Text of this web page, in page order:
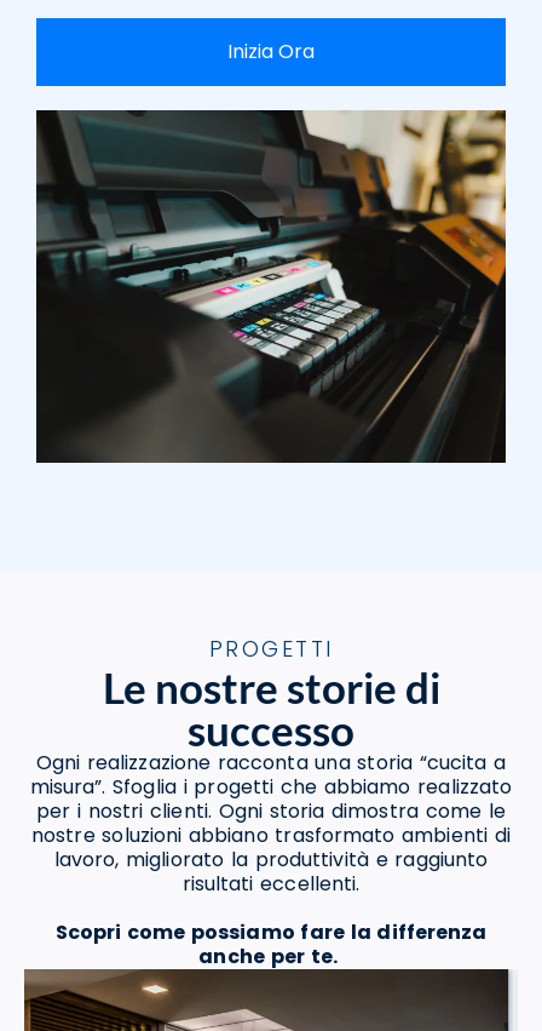
Inizia Ora
PROGETTI
Le nostre storie di
successo
Ogni realizzazione racconta una storia “cucita a
misura”. Sfoglia i progetti che abbiamo realizzato
per i nostri clienti. Ogni storia dimostra come le
nostre soluzioni abbiano trasformato ambienti di
lavoro, migliorato la produttività e raggiunto
risultati eccellenti.
Scopri come possiamo fare la differenza
anche per te.